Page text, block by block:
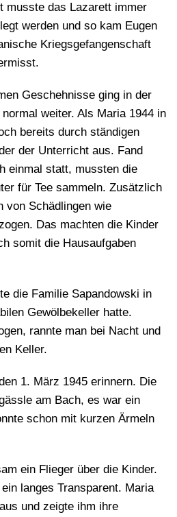
musste das Lazarett immer
werden und so kam Eugen
Kriegsgefangenschaft
Geschehnisse ging in der
weiter. Als Maria 1944 in
bereits durch ständigen
der Unterricht aus. Fand
einmal statt, mussten die
für Tee sammeln. Zusätzlich
von Schädlingen wie
Das machten die Kinder
somit die Hausaufgaben
die Familie Sapandowski in
Gewölbekeller hatte.
rannte man bei Nacht und
Keller.
1. März 1945 erinnern. Die
am Bach, es war ein
schon mit kurzen Ärmeln
ein Flieger über die Kinder.
langes Transparent. Maria
und zeigte ihm ihre